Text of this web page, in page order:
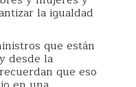
la igualdad
que están
desde la
que eso